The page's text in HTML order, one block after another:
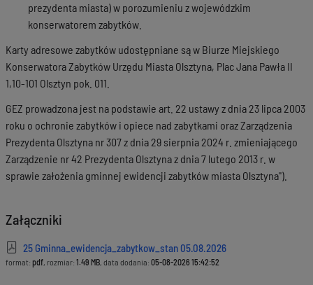
prezydenta miasta) w porozumieniu z wojewódzkim
konserwatorem zabytków.
Karty adresowe zabytków udostępniane są w Biurze Miejskiego
Konserwatora Zabytków Urzędu Miasta Olsztyna, Plac Jana Pawła II
1,10-101 Olsztyn pok. 011.
GEZ prowadzona jest na podstawie art. 22 ustawy z dnia 23 lipca 2003
roku o ochronie zabytków i opiece nad zabytkami oraz Zarządzenia
Prezydenta Olsztyna nr 307 z dnia 29 sierpnia 2024 r. zmieniającego
Zarządzenie nr 42 Prezydenta Olsztyna z dnia 7 lutego 2013 r. w
sprawie założenia gminnej ewidencji zabytków miasta Olsztyna").
Załączniki
25 Gminna_ewidencja_zabytkow_stan 05.08.2026
format: pdf, rozmiar: 1.49 MB, data dodania: 05-08-2026 15:42:52